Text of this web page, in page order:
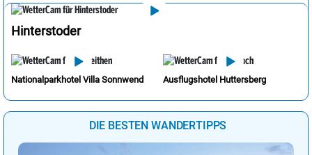
Hinterstoder
Nationalparkhotel Villa Sonnwend Ausflugshotel Huttersberg
DIE BESTEN WANDERTIPPS